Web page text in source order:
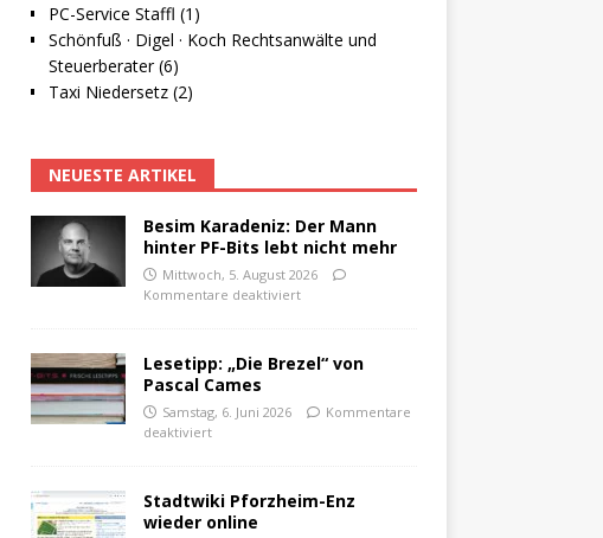
PC-Service Staffl (1)
Schönfuß · Digel · Koch Rechtsanwälte und
Steuerberater (6)
Taxi Niedersetz (2)
NEUESTE ARTIKEL
Besim Karadeniz: Der Mann
hinter PF-Bits lebt nicht mehr
Mittwoch, 5. August 2026
Kommentare deaktiviert
Lesetipp: „Die Brezel“ von
Pascal Cames
Samstag, 6. Juni 2026
Kommentare
deaktiviert
Stadtwiki Pforzheim-Enz
wieder online